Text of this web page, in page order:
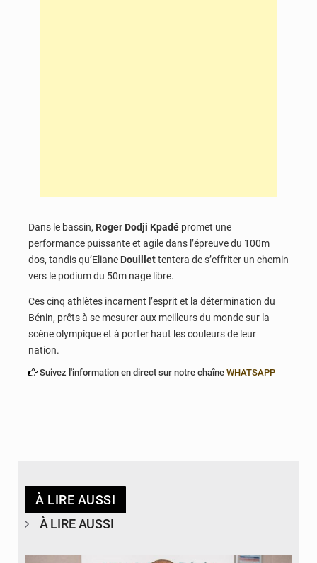
Dans le bassin, Roger Dodji Kpadé promet une
performance puissante et agile dans l’épreuve du 100m
dos, tandis qu’Eliane Douillettentera de s’effriter un chemin
vers le podium du 50m nage libre.
Ces cinq athlètes incarnent l’esprit et la détermination du
Bénin, prêts à se mesurer aux meilleurs du monde sur la
scène olympique et à porter haut les couleurs de leur
nation.
Suivez l'information en direct sur notre chaîne WHATSAPP
À LIRE AUSSI
À LIRE AUSSI